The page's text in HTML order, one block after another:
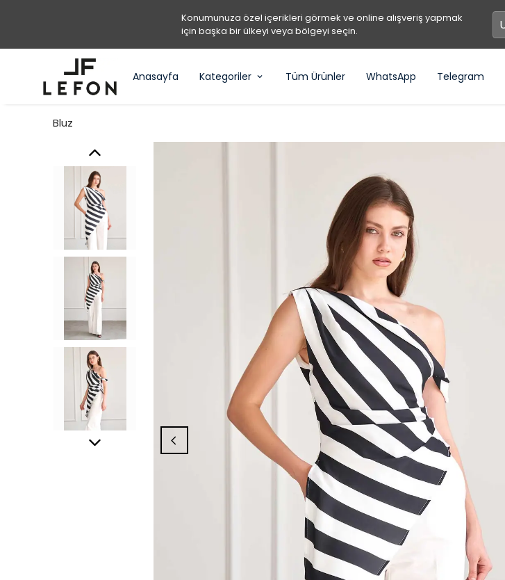
Konumunuza özel içerikleri görmek ve online alışveriş yapmak
için başka bir ülkeyi veya bölgeyi seçin.
Anasayfa Kategoriler Tüm Ürünler WhatsApp Telegram
Bluz